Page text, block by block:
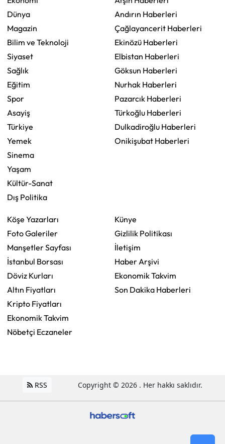
Dünya
Magazin
Bilim ve Teknoloji
Siyaset
Sağlık
Eğitim
Spor
Asayiş
Türkiye
Yemek
Sinema
Yaşam
Kültür-Sanat
Dış Politika
Andırın Haberleri
Çağlayancerit Haberleri
Ekinözü Haberleri
Elbistan Haberleri
Göksun Haberleri
Nurhak Haberleri
Pazarcık Haberleri
Türkoğlu Haberleri
Dulkadiroğlu Haberleri
Onikişubat Haberleri
Köşe Yazarları
Foto Galeriler
Manşetler Sayfası
İstanbul Borsası
Döviz Kurları
Altın Fiyatları
Kripto Fiyatları
Ekonomik Takvim
Nöbetçi Eczaneler
Künye
Gizlilik Politikası
İletişim
Haber Arşivi
Ekonomik Takvim
Son Dakika Haberleri
RSS Copyright © 2026 . Her hakkı saklıdır.